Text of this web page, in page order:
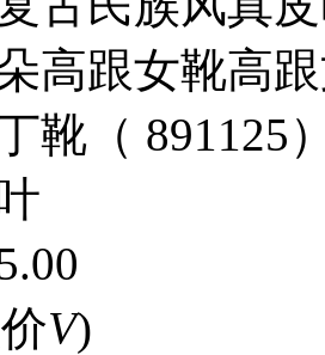
高跟女靴高
靴（ 891125
V)